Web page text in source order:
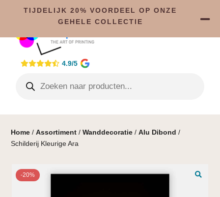
4.9/5
Home /Assortiment /Wanddecoratie /Alu Dibond /
Schilderij Kleurige Ara
-20%
TIJDELIJK 20% VOORDEEL OP ONZE
GEHELE COLLECTIE